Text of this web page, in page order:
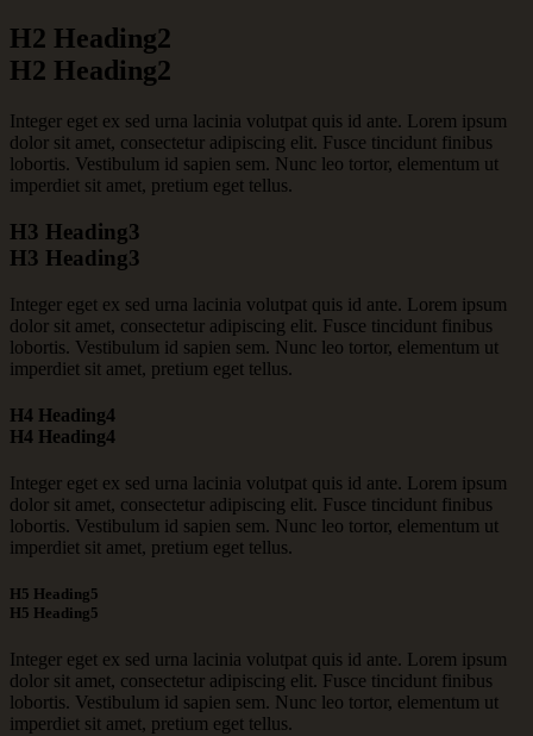
H2 Heading2
H2 Heading2
Integer eget ex sed urna lacinia volutpat quis id ante. Lorem ipsum
dolor sit amet, consectetur adipiscing elit. Fusce tincidunt finibus
lobortis. Vestibulum id sapien sem. Nunc leo tortor, elementum ut
imperdiet sit amet, pretium eget tellus.
H3 Heading3
H3 Heading3
Integer eget ex sed urna lacinia volutpat quis id ante. Lorem ipsum
dolor sit amet, consectetur adipiscing elit. Fusce tincidunt finibus
lobortis. Vestibulum id sapien sem. Nunc leo tortor, elementum ut
imperdiet sit amet, pretium eget tellus.
H4 Heading4
H4 Heading4
Integer eget ex sed urna lacinia volutpat quis id ante. Lorem ipsum
dolor sit amet, consectetur adipiscing elit. Fusce tincidunt finibus
lobortis. Vestibulum id sapien sem. Nunc leo tortor, elementum ut
imperdiet sit amet, pretium eget tellus.
H5 Heading5
H5 Heading5
Integer eget ex sed urna lacinia volutpat quis id ante. Lorem ipsum
dolor sit amet, consectetur adipiscing elit. Fusce tincidunt finibus
lobortis. Vestibulum id sapien sem. Nunc leo tortor, elementum ut
imperdiet sit amet, pretium eget tellus.